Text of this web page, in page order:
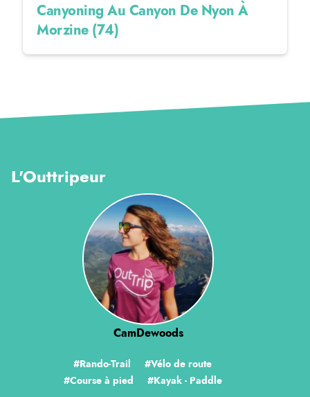
Canyoning Au Canyon De Nyon À
Morzine (74)
L'Outtripeur
CamDewoods
#Rando-Trail
#Vélo de route
#Course à pied
#Kayak - Paddle